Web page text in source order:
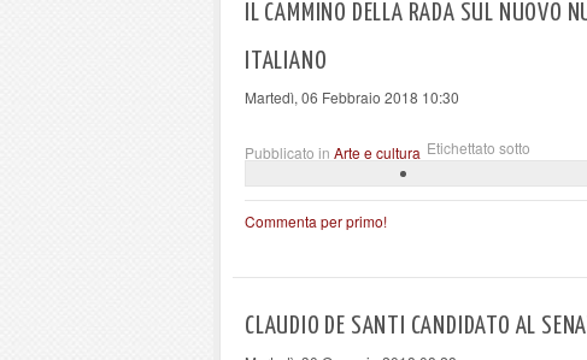
IL CAMMINO DELLA RADA SUL NUOVO
ITALIANO
Martedì, 06 Febbraio 2018 10:30
Pubblicato in Arte e cultura Etichettato sotto
Commenta per primo!
CLAUDIO DE SANTI CANDIDATO AL